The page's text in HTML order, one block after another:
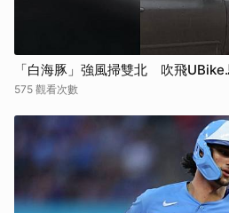
「白海豚」強風掃雙北 吹飛
575 觀看次數